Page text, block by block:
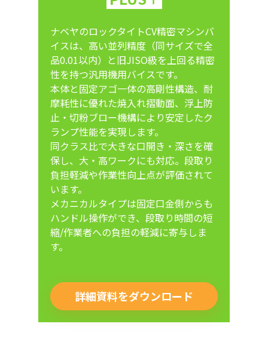
ナベヤのロックタイトCV精密マシンバ
イスは、高い並列精度（同サイズで全
品0.01以内）と旧JISO級を上回る精密
性を持つ汎用機用バイスです。
本体と固定アゴ一体の高剛性構造、耐
摩耗性に優れた焼入れ摺動面、浮上防
止・切粉ブロー機構により安定したク
ランプ性能を実現します。
同クラス比で大きな口開き・深さを確
保し、大・高ワークにも対応。段取り
負担軽減や作業性向上点が評価されて
います。
メカニカルタイプは固定口金側からも
ハンドル操作ができ、段取り時間の短
縮/作業者への負担の軽減に寄与しま
す。
詳細資料をダウンロード